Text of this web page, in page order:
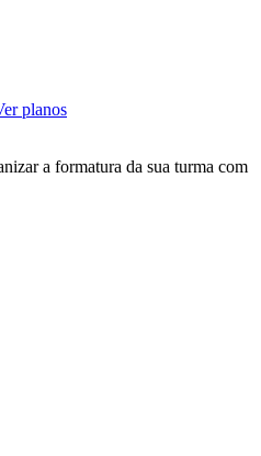
planos
a formatura da sua turma com